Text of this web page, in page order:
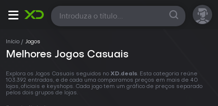
Todas
Início Jogos
Melhores Jogos Casuais
Explora os Jogos Casuais seguidos no XD.deals. Esta categoria reúne
103.392 entradas, e de cada uma comparamos preços em mais de 40
lojas, oficiais e keyshops. Cada jogo tem um gráfico de preços separado
pelos dois grupos de lojas.